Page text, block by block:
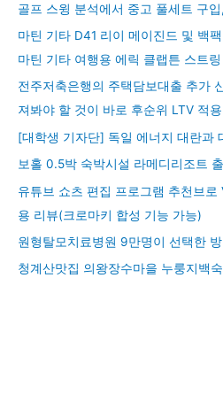
골프 스윙 분석에서 중고 풀세트 구
마틴 기타 D41 리이 메이진드 및 백
마틴 기타 여행용 에릭 클랩튼 스트
전주저축은행의 주택담보대출 추가
져봐야 할 것이 바로 후순위 LTV 적
[대학생 기자단] 독일 에너지 대란과
보홀 0.5박 숙박시설 라메디리조트
유튜브 쇼츠 편집 프로그램 추천브로
용 리뷰(크로마키 합성 기능 가능)
원형탈모치료병원 9만명이 선택한 방
청계산맛집 의왕장수마을 누룽지백숙